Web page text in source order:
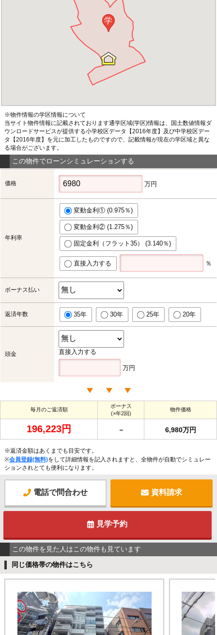
学
※物件情報の学区情報について
当サイト物件情報に記載されております通学区域(学区)情報は、国土数値情報ダ
ウンロードサービスが提供する小学校区データ【2016年度】及び中学校区デー
タ【2016年度】を元に加工したものですので、記載情報が現在の学区域と異な
る場合がございます。
この物件でローンシミュレーションする
価格 万円
年利率
変動金利① (0.975％)
変動金利② (1.275％)
固定金利（フラット35） (3.140％)
直接入力する ％
ボーナス払い
返済年数 35年 30年 25年 20年
頭金 直接入力する
万円
毎月のご返済額
ボーナス
(×年2回)
物件価格
196,223円 － 6,980万円
※返済金額はあくまでも目安です。
※会員登録(無料)をして詳細情報を記入されますと、全物件が自動でシミュレー
ションされとても便利になります。
電話で問合わせ 資料請求
見学予約
この物件を見た人はこの物件も見ています
同じ価格帯の物件はこちら